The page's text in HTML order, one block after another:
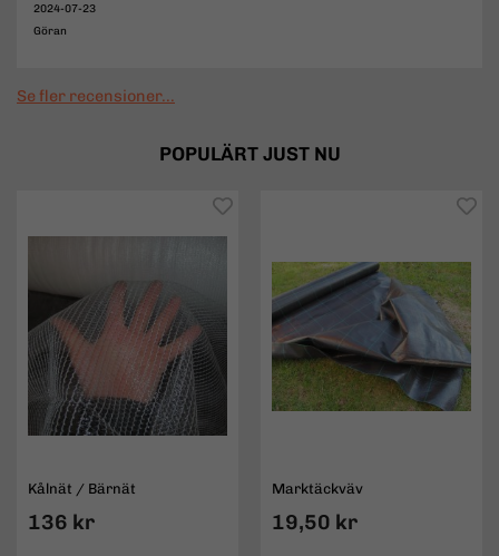
2024-07-23
Göran
Se fler recensioner...
POPULÄRT JUST NU
Kålnät / Bärnät
136 kr
Marktäckväv
19,50 kr